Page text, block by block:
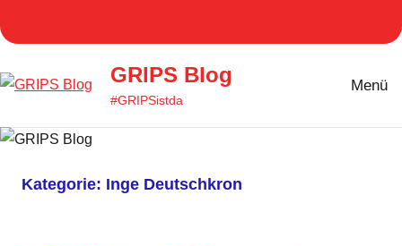
Inhalt
GRIPS
GRIPS Blog
#GRIPSistda
Menü
Kategorie: Inge Deutschkron